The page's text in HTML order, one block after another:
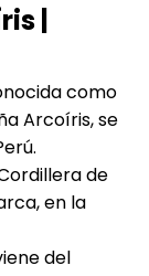
|
como
Arcoíris, se
de
en la
del